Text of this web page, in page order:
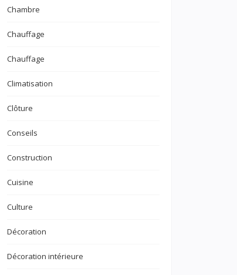
Chambre
Chauffage
Chauffage
Climatisation
Clôture
Conseils
Construction
Cuisine
Culture
Décoration
Décoration intérieure